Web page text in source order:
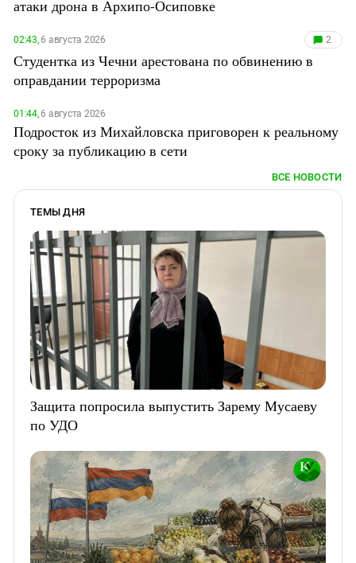
атаки дрона в Архипо-Осиповке
02:43,6 августа 2026 2
Студентка из Чечни арестована по обвинению в
оправдании терроризма
01:44,6 августа 2026
Подросток из Михайловска приговорен к реальному
сроку за публикацию в сети
ВСЕ НОВОСТИ
ТЕМЫ ДНЯ
Защита попросила выпустить Зарему Мусаеву
по УДО